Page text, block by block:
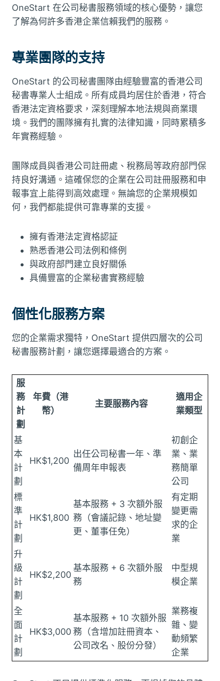
OneStart 在公司秘書服務領域的核心優勢，讓您
了解為何許多香港企業信賴我們的服務。
專業團隊的支持
OneStart 的公司秘書團隊由經驗豐富的香港公司
秘書專業人士組成。所有成員均居住於香港，符合
香港法定資格要求，深刻理解本地法規與商業環
境。我們的團隊擁有扎實的法律知識，同時累積多
年實務經驗。
團隊成員與香港公司註冊處、稅務局等政府部門保
持良好溝通。這確保您的企業在公司註冊服務和申
報事宜上能得到高效處理。無論您的企業規模如
何，我們都能提供可靠專業的支援。
擁有香港法定資格認証
熟悉香港公司法例和條例
與政府部門建立良好關係
具備豐富的企業秘書實務經驗
個性化服務方案
您的企業需求獨特，OneStart 提供四層次的公司
秘書服務計劃，讓您選擇最適合的方案。
服
務
計
劃
年費（港
幣）
主要服務內容
適用企
業類型
基
本
計
劃
HK$1,200
出任公司秘書一年、準
備周年申報表
初創企
業、業
務簡單
公司
標
準
計
劃
HK$1,800
基本服務 + 3 次額外服
務（會議記錄、地址變
更、董事任免）
有定期
變更需
求的企
業
升
級
計
劃
HK$2,200
基本服務 + 6 次額外服
務
中型規
模企業
全
面
計
劃
HK$3,000
基本服務 + 10 次額外服
務（含增加註冊資本、
公司改名、股份分發）
業務複
雜、變
動頻繁
企業